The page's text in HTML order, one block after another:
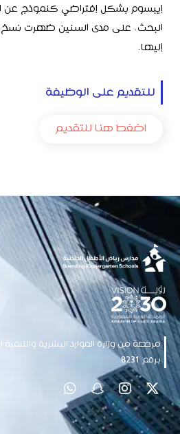
البحث. على مدى السنين ظهرت نسخ
إليها.
للتقديم على الوظيفة
اضغط هنا للتقديم
مرخصة من وزارة الموارد البشرية والتنمية
برقم 8231